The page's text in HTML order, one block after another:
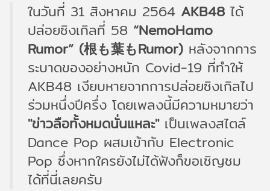
ในวันที่ 31 สิงหาคม 2564 AKB48 ได้
ปล่อยซิงเกิลที่ 58 “NemoHamo
Rumor” (根も葉もRumor) หลังจากการ
ระบาดของอย่างหนัก Covid-19 ที่ทำให้
AKB48 เงียบหายจากการปล่อยซิงเกิลไป
ร่วมหนึ่งปีครึ่ง โดยเพลงนี้มีความหมายว่า
"ข่าวลือทั้งหมดนั่นแหละ"เป็นเพลงสไตล์
Dance Pop ผสมเข้ากับ Electronic
Pop ซึ่งหากใครยังไม่ได้ฟังก็ขอเชิญชม
ได้ที่นี่เลยครับ